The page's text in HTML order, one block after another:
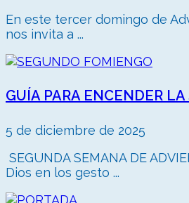
En este tercer domingo de
nos invita a ...
GUÍA PARA ENCENDER
5 de diciembre de 2025
SEGUNDA SEMANA DE
Dios en los gesto ...